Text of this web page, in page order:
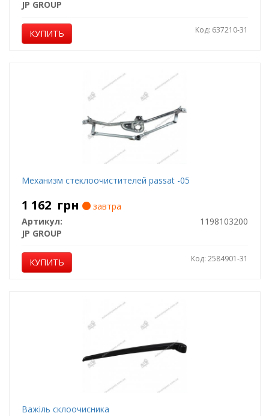
JP GROUP
КУПИТЬ Код: 637210-31
Мeханизм стеклоочистителей passat -05
1 162 грн
завтра
Артикул:
1198103200
JP GROUP
КУПИТЬ Код: 2584901-31
Важіль склоочисника